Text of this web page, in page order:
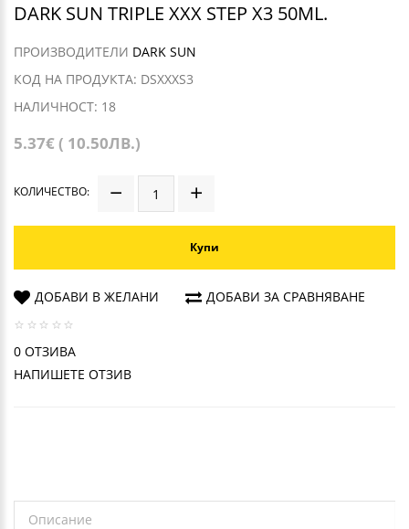
DARK SUN TRIPLE XXX STEP X3 50ML.
ПРОИЗВОДИТЕЛИ DARK SUN
КОД НА ПРОДУКТА: DSXXXS3
НАЛИЧНОСТ: 18
5.37€ ( 10.50ЛВ.)
КОЛИЧЕСТВО:
Купи
ДОБАВИ В ЖЕЛАНИ ДОБАВИ ЗА СРАВНЯВАНЕ
0 ОТЗИВА
НАПИШЕТЕ ОТЗИВ
Описание